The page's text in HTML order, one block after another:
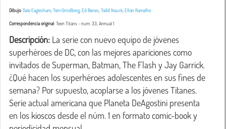
Dibujo:Dale Eaglesham Tom Grindberg Ed Benes Todd Nauck Elton Ramalho
Correspondencia original:Teen Titans- num. 33, Annual 1
Descripción: La serie con nuevo equipo de jóvenes
superhéroes de DC, con las mejores apariciones como
invitados de Superman, Batman, The Flash y Jay Garrick.
¿Qué hacen los superhéroes adolescentes en sus fines de
semana? Por supuesto, acoplarse a los jóvenes Titanes.
Serie actual americana que Planeta DeAgostini presenta
en los kioscos desde el núm. 1 en formato comic-book y